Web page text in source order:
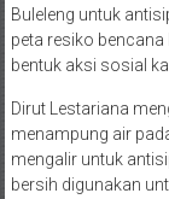
Buleleng untuk
peta resiko bencana
bentuk aksi sosial
Dirut Lestariana
menampung air
mengalir untuk
bersih digunakan